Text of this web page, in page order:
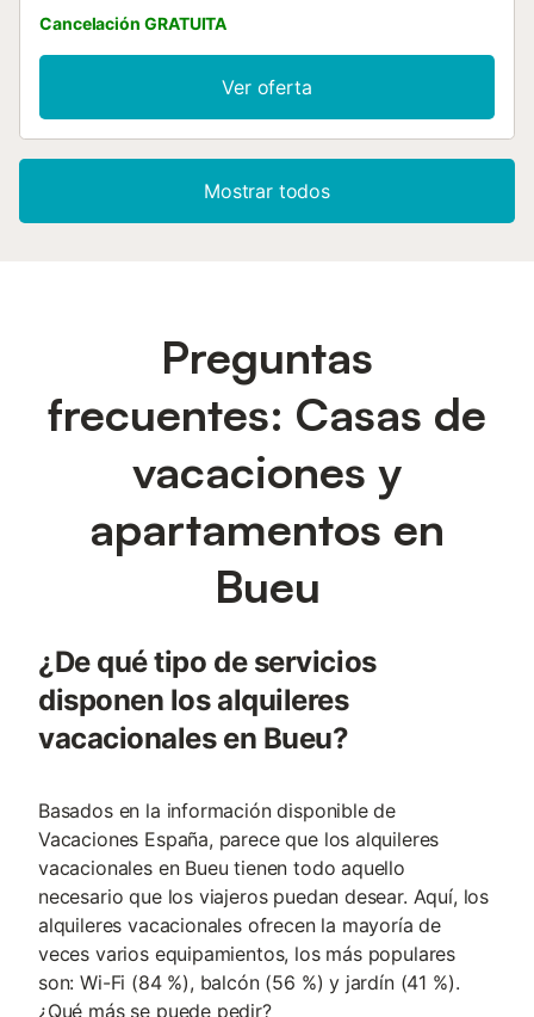
Cancelación GRATUITA
Ver oferta
Mostrar todos
Preguntas
frecuentes: Casas de
vacaciones y
apartamentos en
Bueu
¿De qué tipo de servicios
disponen los alquileres
vacacionales en Bueu?
Basados en la información disponible de
Vacaciones España, parece que los alquileres
vacacionales en Bueu tienen todo aquello
necesario que los viajeros puedan desear. Aquí, los
alquileres vacacionales ofrecen la mayoría de
veces varios equipamientos, los más populares
son: Wi-Fi (84 %), balcón (56 %) y jardín (41 %).
¿Qué más se puede pedir?